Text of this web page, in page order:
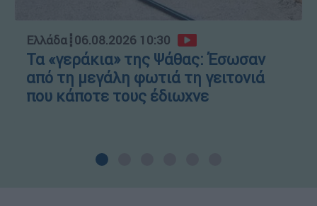
Ελλάδα┋06.08.2026 10:30
Τα «γεράκια» της Ψάθας: Έσωσαν
από τη μεγάλη φωτιά τη γειτονιά
που κάποτε τους έδιωχνε